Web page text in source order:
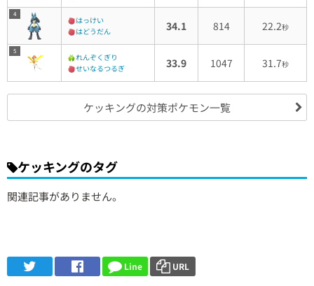
4
はっけい
はどうだん
34.1 814 22.2秒
5
れんぞくぎり
せいなるつるぎ
33.9 1047 31.7秒
ケッキングの対策ポケモン一覧
ケッキングのタグ
関連記事がありません。
Line URL